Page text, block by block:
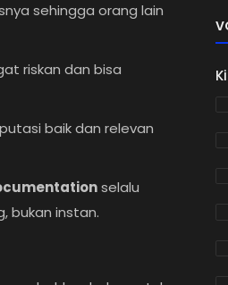
sehingga orang lain
riskan dan bisa
baik dan relevan
selalu
bukan instan.